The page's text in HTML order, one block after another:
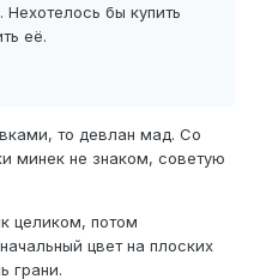
бы купить
её.
то девлан мад. Со
минек не знаком, советую
целиком, потом
цвет на плоских
грани.